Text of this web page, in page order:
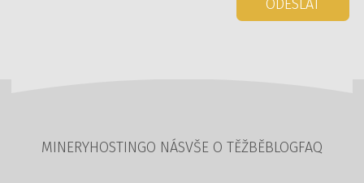
ODESLAT
MINERYHOSTINGO NÁSVŠE O TĚŽBĚBLOGFAQ